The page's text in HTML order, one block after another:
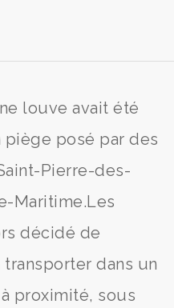
louve avait été
posé par des
Pierre-des-
Maritime.Les
décidé de
transporter dans un
proximité, sous